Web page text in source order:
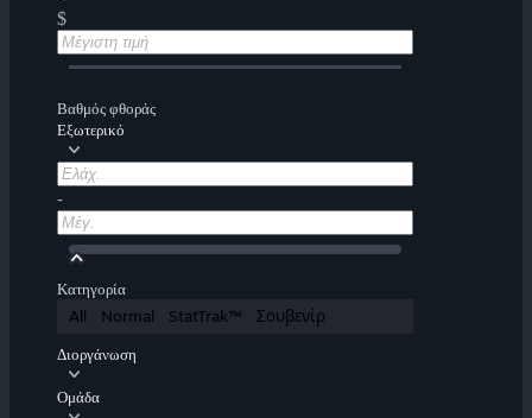
$
Βαθμός φθοράς
Εξωτερικό
-
Κατηγορία
All Normal StatTrak™ Σουβενίρ
Διοργάνωση
Ομάδα